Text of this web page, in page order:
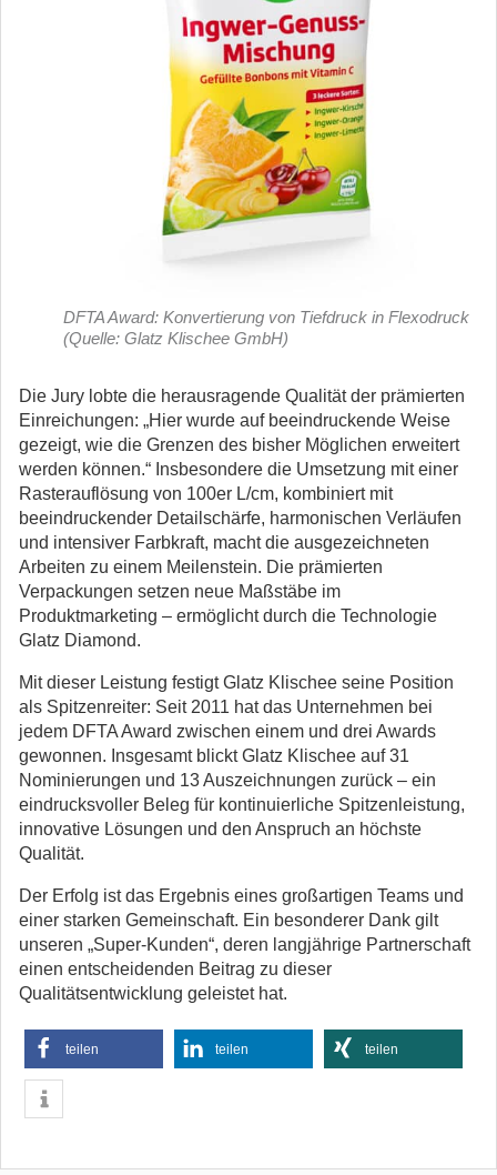
DFTA Award: Konvertierung von Tiefdruck in Flexodruck
(Quelle: Glatz Klischee GmbH)
Die Jury lobte die herausragende Qualität der prämierten
Einreichungen: „Hier wurde auf beeindruckende Weise
gezeigt, wie die Grenzen des bisher Möglichen erweitert
werden können.“ Insbesondere die Umsetzung mit einer
Rasterauflösung von 100er L/cm, kombiniert mit
beeindruckender Detailschärfe, harmonischen Verläufen
und intensiver Farbkraft, macht die ausgezeichneten
Arbeiten zu einem Meilenstein. Die prämierten
Verpackungen setzen neue Maßstäbe im
Produktmarketing – ermöglicht durch die Technologie
Glatz Diamond.
Mit dieser Leistung festigt Glatz Klischee seine Position
als Spitzenreiter: Seit 2011 hat das Unternehmen bei
jedem DFTA Award zwischen einem und drei Awards
gewonnen. Insgesamt blickt Glatz Klischee auf 31
Nominierungen und 13 Auszeichnungen zurück – ein
eindrucksvoller Beleg für kontinuierliche Spitzenleistung,
innovative Lösungen und den Anspruch an höchste
Qualität.
Der Erfolg ist das Ergebnis eines großartigen Teams und
einer starken Gemeinschaft. Ein besonderer Dank gilt
unseren „Super-Kunden“, deren langjährige Partnerschaft
einen entscheidenden Beitrag zu dieser
Qualitätsentwicklung geleistet hat.
teilen teilen teilen